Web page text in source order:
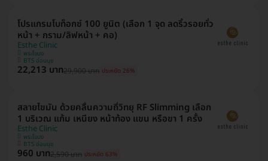
โปรแกรมโบท็อกซ์ 100 ยูนิต (เลือก 1 จุด ลดริ้วรอยทั่ว
หน้า + กราม/ลิฟหน้า + คอ)
Esthe Clinic
พระโขนง
BTS อ่อนนุช
22,213 บาท29,900 บาท ประหยัด 26%
สลายไขมัน ด้วยคลื่นความถี่วิทยุ RF Slimming เลือก
1 บริเวณ แก้ม เหนียง หน้าท้อง แขน หรือขา 1 ครั้ง
Esthe Clinic
พระโขนง
BTS อ่อนนุช
960 บาท2,590 บาท ประหยัด 63%